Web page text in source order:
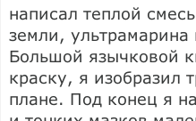
написал теплой
земли,
Большой язычковой
краску, я изобразил
плане. Под конец я